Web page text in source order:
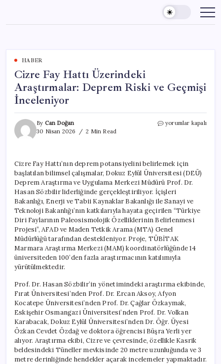
content
HABER
Cizre Fay Hattı Üzerindeki
Araştırmalar: Deprem Riski ve Geçmişi
İnceleniyor
By Can Doğan
30 Nisan 2026
2 Min Read
Cizre
Deprem
Riski
ve
Geçmişi
İnceleniyor
için
yorumlar kapalı
Cizre Fay Hattı’nın deprem potansiyelini belirlemek için
başlatılan bilimsel çalışmalar, Dokuz Eylül Üniversitesi (DEÜ)
Deprem Araştırma ve Uygulama Merkezi Müdürü Prof. Dr.
Hasan Sözbilir liderliğinde gerçekleştiriliyor. İçişleri
Bakanlığı, Enerji ve Tabii Kaynaklar Bakanlığı ile Sanayi ve
Teknoloji Bakanlığı’nın katkılarıyla hayata geçirilen “Türkiye
Diri Faylarının Paleosismolojik Özelliklerinin Belirlenmesi
Projesi”, AFAD ve Maden Tetkik Arama (MTA) Genel
Müdürlüğü tarafından destekleniyor. Proje, TÜBİTAK
Marmara Araştırma Merkezi (MAM) koordinatörlüğünde 14
üniversiteden 100’den fazla araştırmacının katılımıyla
yürütülmektedir.
Prof. Dr. Hasan Sözbilir’in yönetimindeki araştırma ekibinde,
Fırat Üniversitesi’nden Prof. Dr. Ercan Aksoy, Afyon
Kocatepe Üniversitesi’nden Prof. Dr. Çağlar Özkaymak,
Eskişehir Osmangazi Üniversitesi’nden Prof. Dr. Volkan
Karabacak, Dokuz Eylül Üniversitesi’nden Dr. Öğr. Üyesi
Özkan Cevdet Özdağ ve doktora öğrencisi Büşra Yerli yer
alıyor. Araştırma ekibi, Cizre ve çevresinde, özellikle Kasrik
beldesindeki Tüneller mevkisinde 20 metre uzunluğunda ve 3
metre derinliğinde hendekler açarak incelemeler yapmaktadır.